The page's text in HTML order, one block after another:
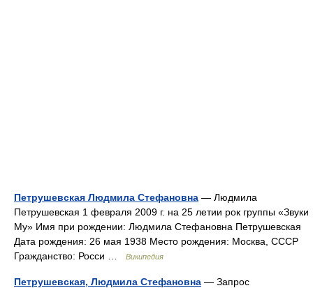
Петрушевская Людмила Стефановна — Людмила
Петрушевская 1 февраля 2009 г. на 25 летии рок группы «Звуки
Му» Имя при рождении: Людмила Стефановна Петрушевская
Дата рождения: 26 мая 1938 Место рождения: Москва, СССР
Гражданство: Росси …
Википедия
Петрушевская, Людмила Стефановна — Запрос